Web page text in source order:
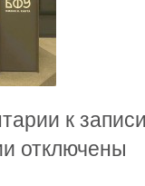
к
отключены